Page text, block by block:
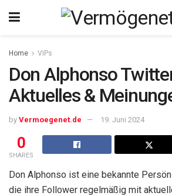
Home VIPs
Don Alphonso
Aktuelles &
by Vermoegenet.de 19. Juni 2024
0
SHARES
Don Alphonso ist eine bekannte
die ihre Follower regelmäßig mit